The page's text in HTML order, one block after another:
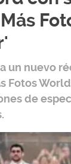
un nuevo
Fotos
de